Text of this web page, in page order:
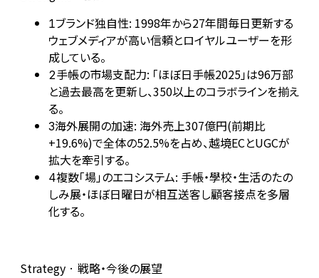
1ブランド独自性: 1998年から27年間毎日更新する
ウェブメディアが高い信頼とロイヤルユーザーを形
成している。
2手帳の市場支配力: 「ほぼ日手帳2025」は96万部
と過去最高を更新し、350以上のコラボラインを揃え
る。
3海外展開の加速: 海外売上307億円(前期比
+19.6%)で全体の52.5%を占め、越境ECとUGCが
拡大を牽引する。
4複数「場」のエコシステム: 手帳・學校・生活のたの
しみ展・ほぼ日曜日が相互送客し顧客接点を多層
化する。
Strategy · 戦略・今後の展望